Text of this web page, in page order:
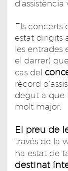
Els concerts
estat dirigits
les entrades
el darrer)
cas del
rècord
degut a que
molt major.
El preu de
través de la
ha estat de
destinat